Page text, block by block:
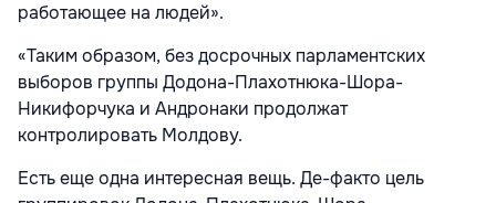
работающее на людей».
«Таким образом, без досрочных парламентских
выборов группы Додона-Плахотнюка-Шора-
Никифорчука и Андронаки продолжат
контролировать Молдову.
Есть еще одна интересная вещь. Де-факто цель